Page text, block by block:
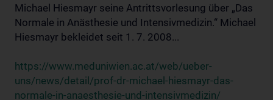
Michael Hiesmayr seine Antrittsvorlesung über „Das
Normale in Anästhesie und Intensivmedizin.“ Michael
Hiesmayr bekleidet seit 1. 7. 2008...
https://www.meduniwien.ac.at/web/ueber-
uns/news/detail/prof-dr-michael-hiesmayr-das-
normale-in-anaesthesie-und-intensivmedizin/